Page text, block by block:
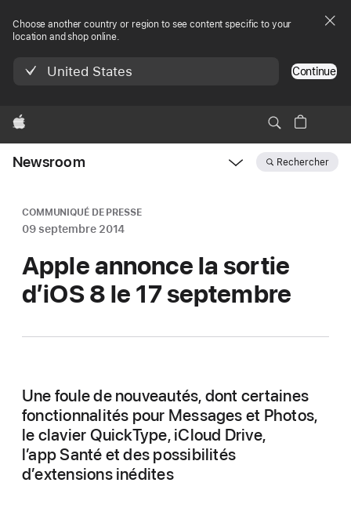
Choose another country or region to see content specific to your
location and shop online.
United States Continue
Apple
Newsroom Rechercher
COMMUNIQUÉ DE PRESSE
09 septembre 2014
Apple annonce la sortie
d’iOS 8 le 17 septembre
Une foule de nouveautés, dont certaines
fonctionnalités pour Messages et Photos,
le clavier QuickType, iCloud Drive,
l’app Santé et des possibilités
d’extensions inédites